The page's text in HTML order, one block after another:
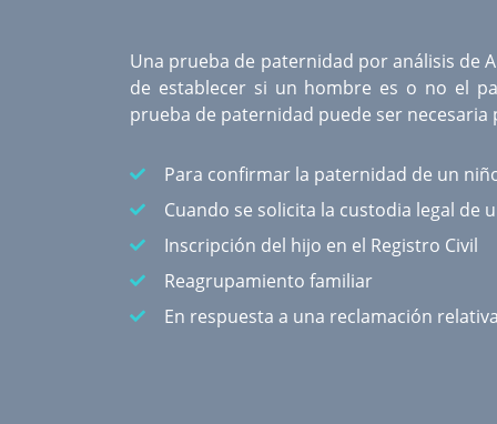
Una prueba de paternidad por análisis de
de establecer si un hombre es o no el
prueba de paternidad puede ser necesaria
Para confirmar la paternidad de un
Cuando se solicita la custodia legal de
Inscripción del hijo en el Registro Civil
Reagrupamiento familiar
En respuesta a una reclamación